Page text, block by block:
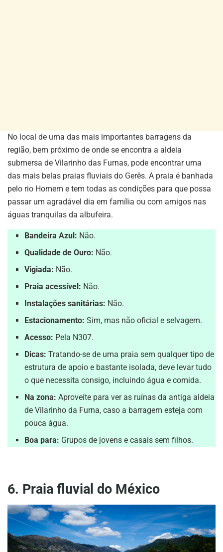
No local de uma das mais importantes barragens da
região, bem próximo de onde se encontra a aldeia
submersa de Vilarinho das Furnas, pode encontrar uma
das mais belas praias fluviais do Gerês. A praia é banhada
pelo rio Homem e tem todas as condições para que possa
passar um agradável dia em família ou com amigos nas
águas tranquilas da albufeira.
Bandeira Azul: Não.
Qualidade de Ouro: Não.
Vigiada: Não.
Praia acessível: Não.
Instalações sanitárias: Não.
Estacionamento: Sim, mas não oficial e selvagem.
Acesso: Pela N307.
Dicas: Tratando-se de uma praia sem qualquer tipo de
estrutura de apoio e bastante isolada, deve levar tudo
o que necessita consigo, incluindo água e comida.
Na zona: Aproveite para ver as ruínas da antiga aldeia
de Vilarinho da Furna, caso a barragem esteja com
pouca água.
Boa para: Grupos de jovens e casais sem filhos.
6. Praia fluvial do México